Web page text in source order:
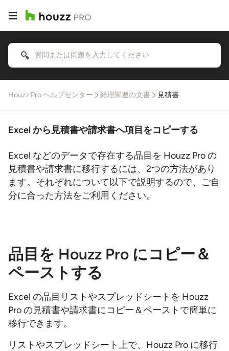
Houzz Pro ヘルプセンター 経理関連の文書 見積書
Excel から見積書や請求書へ項目をコピーする
Excel などのデータで存在する品目を Houzz Pro の
見積書や請求書に移行するには、2つの方法があり
ます。それぞれについて以下で説明するので、ご自
分に合った方法をご利用ください。
品目を Houzz Pro にコピー＆
ペーストする
Excel の品目リストやスプレッドシートを Houzz
Pro の見積書や請求書にコピー＆ペーストで簡単に
移行できます。
リストやスプレッドシート上で、Houzz Pro に移行